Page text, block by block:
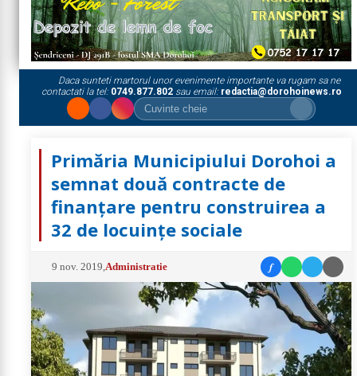
Daca sunteti martorul unor evenimente importante va rugam sa ne
contactati la tel: 0749.877.802sau email: redactia@dorohoinews.ro
Primăria Municipiului Dorohoi a
semnat două contracte de
finanțare pentru construirea a
32 de locuințe sociale
9 nov. 2019 Administratie f